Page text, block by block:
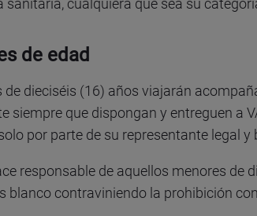
sanitaria, cualquiera que sea su
de edad
de dieciséis (16) años viajarán
siempre que dispongan y entreguen a
por parte de su representante legal
responsable de aquellos menores de
blanco contraviniendo la prohibición